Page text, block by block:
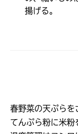
揚げる。
春野菜の天ぷらを
てんぷら粉に米粉